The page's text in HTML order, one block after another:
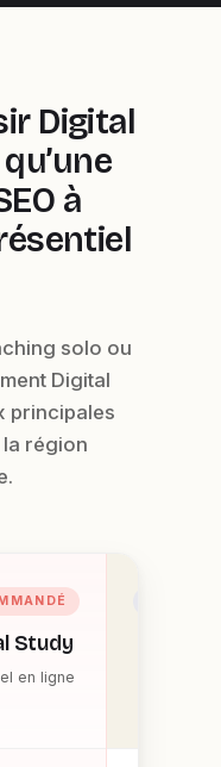
Digital
à
solo ou
Digital
principales
la région
Study
en ligne